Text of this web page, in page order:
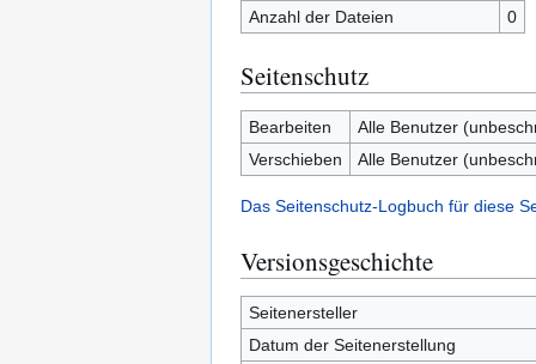
Anzahl der Dateien
0
Seitenschutz
Bearbeiten
Alle Benutzer
Verschieben
Alle Benutzer
Das Seitenschutz-Logbuch für diese
Versionsgeschichte
Seitenersteller
Datum der Seitenerstellung